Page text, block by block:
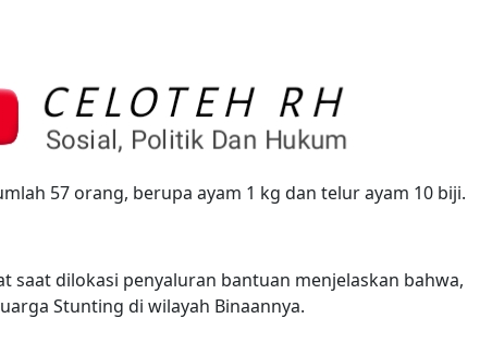
57 orang, berupa ayam 1 kg dan telur ayam 10 biji.
saat dilokasi penyaluran bantuan menjelaskan bahwa,
Stunting di wilayah Binaannya.